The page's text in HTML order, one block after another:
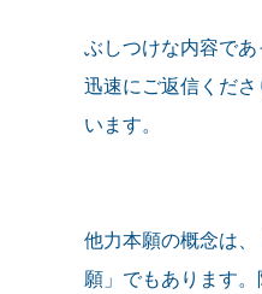
ぶしつけな内容であ
迅速にご返信くだ
います。
他力本願の概念は
願」でもあります